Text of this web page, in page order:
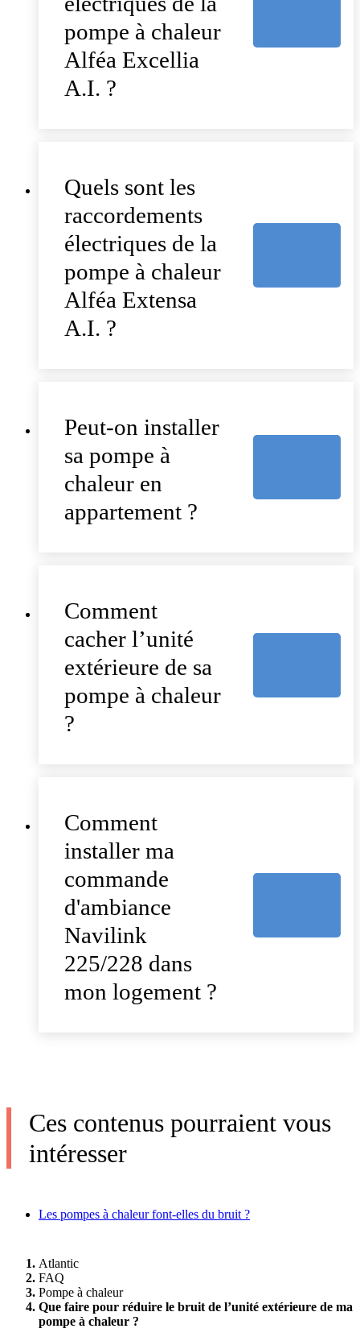
pompe à chaleur
Alféa Excellia
A.I. ?
Quels sont les
raccordements
électriques de la
pompe à chaleur
Alféa Extensa
A.I. ?
Peut-on installer
sa pompe à
chaleur en
appartement ?
Comment
cacher l’unité
extérieure de sa
pompe à chaleur
?
Comment
installer ma
commande
d'ambiance
Navilink
225/228 dans
mon logement ?
Ces contenus pourraient vous
intéresser
Les pompes à chaleur font-elles du bruit ?
Atlantic
FAQ
Pompe à chaleur
Que faire pour réduire le bruit de l’unité extérieure de ma
pompe à chaleur ?